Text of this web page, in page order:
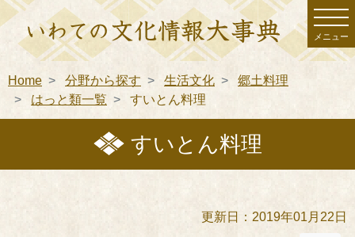
メニュー
Home 分野から探す 生活文化
郷土料理
はっと類一覧
すいとん料理
すいとん料理
更新日：2019年01月22日